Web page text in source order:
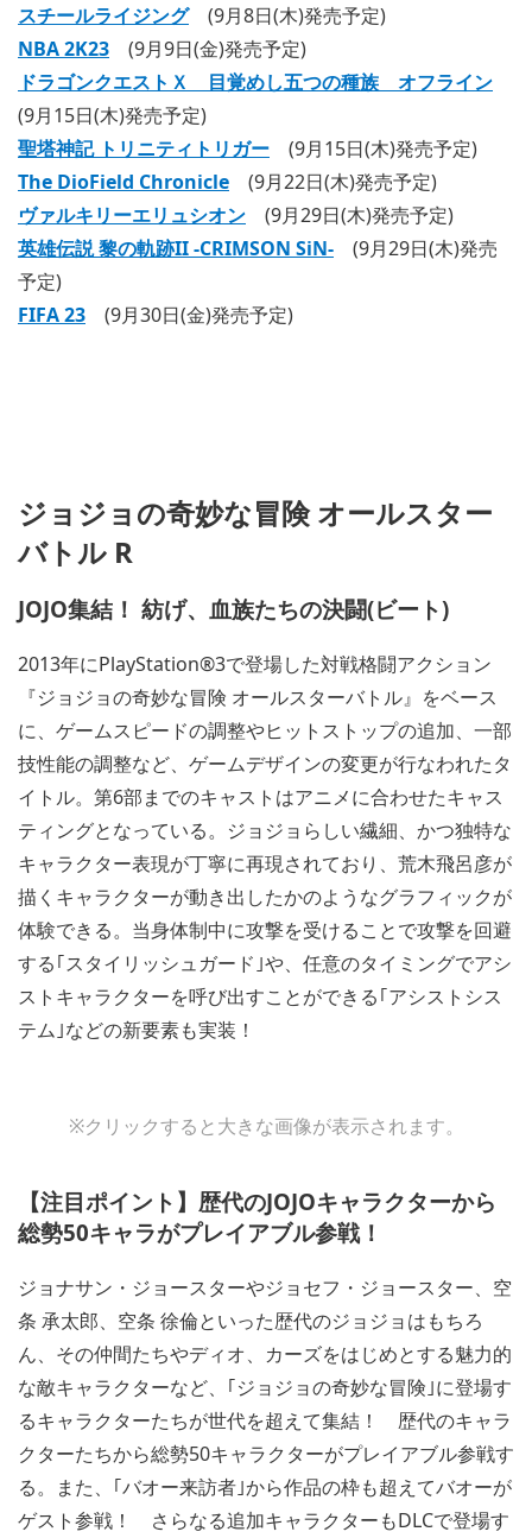
スチールライジング(9月8日(木)発売予定)
NBA 2K23 (9月9日(金)発売予定)
ドラゴンクエストＸ 目覚めし五つの種族 オフライン
(9月15日(木)発売予定)
聖塔神記 トリニティトリガー (9月15日(木)発売予定)
The DioField Chronicle (9月22日(木)発売予定)
ヴァルキリーエリュシオン (9月29日(木)発売予定)
英雄伝説 黎の軌跡II -CRIMSON SiN- (9月29日(木)発売
予定)
FIFA 23 (9月30日(金)発売予定)
ジョジョの奇妙な冒険 オールスター
バトル R
JOJO集結！ 紡げ、血族たちの決闘(ビート)
2013年にPlayStation®3で登場した対戦格闘アクション
『ジョジョの奇妙な冒険 オールスターバトル』をベース
に、ゲームスピードの調整やヒットストップの追加、一部
技性能の調整など、ゲームデザインの変更が行なわれたタ
イトル。第6部までのキャストはアニメに合わせたキャス
ティングとなっている。ジョジョらしい繊細、かつ独特な
キャラクター表現が丁寧に再現されており、荒木飛呂彦が
描くキャラクターが動き出したかのようなグラフィックが
体験できる。当身体制中に攻撃を受けることで攻撃を回避
する｢スタイリッシュガード｣や、任意のタイミングでアシ
ストキャラクターを呼び出すことができる｢アシストシス
テム｣などの新要素も実装！
and
and
※クリックすると大きな画像が表示されます。
【注目ポイント】歴代のJOJOキャラクターから
総勢50キャラがプレイアブル参戦！
ジョナサン・ジョースターやジョセフ・ジョースター、空
条 承太郎、空条 徐倫といった歴代のジョジョはもちろ
ん、その仲間たちやディオ、カーズをはじめとする魅力的
な敵キャラクターなど、｢ジョジョの奇妙な冒険｣に登場す
るキャラクターたちが世代を超えて集結！ 歴代のキャラ
クターたちから総勢50キャラクターがプレイアブル参戦す
る。また、｢バオー来訪者｣から作品の枠も超えてバオーが
ゲスト参戦！ さらなる追加キャラクターもDLCで登場す